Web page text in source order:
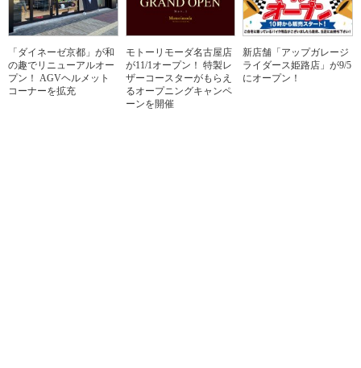
「ダイネーゼ京都」が和
の趣でリニューアルオー
プン！ AGVヘルメット
コーナーを拡充
モトーリモーダ名古屋店
が11/1オープン！ 特製レ
ザーコースターがもらえ
るオープニングキャンペ
ーンを開催
新店舗「アップガレージ
ライダース姫路店」が9/5
にオープン！